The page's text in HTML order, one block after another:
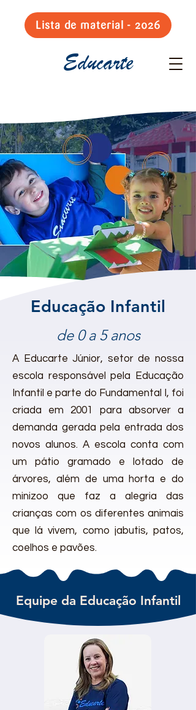
Lista de material - 2026
Educarte
Educação Infantil
de 0 a 5 anos
A Educarte Júnior, setor de nossa
escola responsável pela Educação
Infantil e parte do Fundamental I, foi
criada em 2001 para absorver a
demanda gerada pela entrada dos
novos alunos. A escola conta com
um pátio gramado e lotado de
árvores, além de uma horta e do
minizoo que faz a alegria das
crianças com os diferentes animais
que lá vivem, como jabutis, patos,
coelhos e pavões.
Equipe da Educação Infantil